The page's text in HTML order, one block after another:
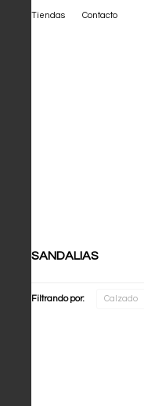
Tiendas Contacto
SANDALIAS
Filtrando por: Calzado